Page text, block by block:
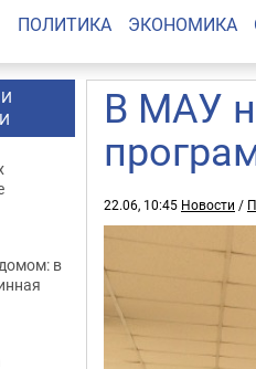
ПОЛИТИКА ЭКОНОМИКА
В МАУ
22.06, 10:45 Новости /
в